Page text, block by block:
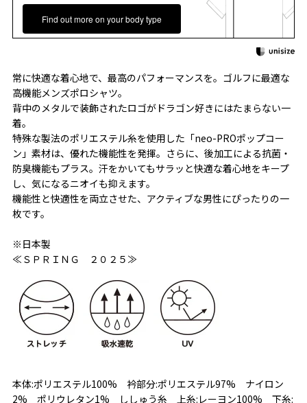
Find out more on your body type
常に快適な着心地で、最高のパフォーマンスを。ゴルフに最適な
高機能メンズポロシャツ。
背中のメタルで装飾されたロゴがドラゴン好きにはたまらない一
着。
特殊な製法のポリエステル糸を使用した「neo-PROポップコー
ン」素材は、優れた機能性を発揮。さらに、後加工による抗菌・
防臭機能もプラス。汗をかいてもサラッと快適な着心地をキープ
し、気になるニオイも抑えます。
機能性と快適性を両立させた、アクティブな男性にぴったりの一
枚です。
※日本製
≪ＳＰＲＩＮＧ ２０２５≫
本体:ポリエステル100% 衿部分:ポリエステル97% ナイロン
2% ポリウレタン1% ししゅう糸 上糸:レーヨン100% 下糸: